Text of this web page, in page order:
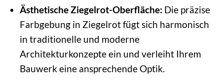
Ästhetische Ziegelrot-Oberfläche: Die präzise
Farbgebung in Ziegelrot fügt sich harmonisch
in traditionelle und moderne
Architekturkonzepte ein und verleiht Ihrem
Bauwerk eine ansprechende Optik.